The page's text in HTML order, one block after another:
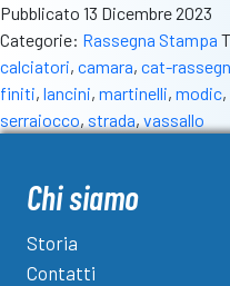
Corriere-
Brescia:
“Semprini
e
12
2016-
Pubblicato 13 Dicembre 2023
Categorie: Rassegna Stampa
calciatori, camara, cat-
finiti, lancini, martinelli, modic,
serraiocco, strada, vassallo
Chi siamo
Storia
Contatti